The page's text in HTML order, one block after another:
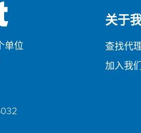
单位
关于
查找代
加入我们